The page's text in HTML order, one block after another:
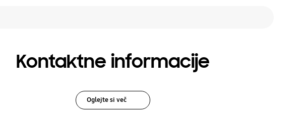
Kontaktne informacije
Oglejte si več